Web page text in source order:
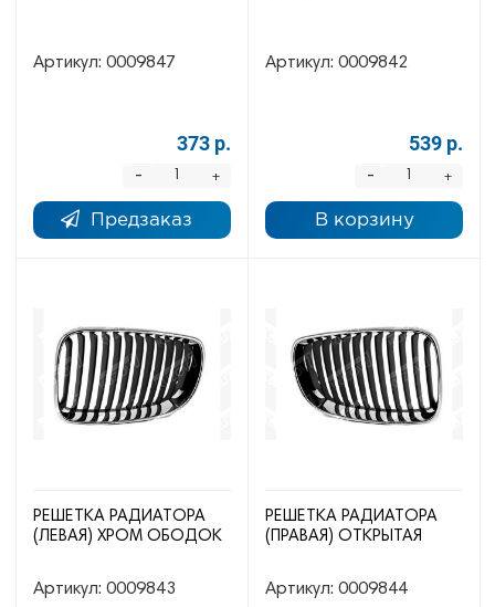
Артикул: 0009847
373 р.
+
-
Предзаказ
Артикул: 0009842
539 р.
+
-
В корзину
РЕШЕТКА РАДИАТОРА
(ЛЕВАЯ) ХРОМ ОБОДОК
Артикул: 0009843
РЕШЕТКА РАДИАТОРА
(ПРАВАЯ) ОТКРЫТАЯ
Артикул: 0009844